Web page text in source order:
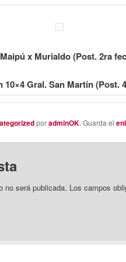
x Murialdo (Post. 2ra
10×4 Gral. San Martín (Post.
poradminOK. Guarda el
no será publicada. Los campos